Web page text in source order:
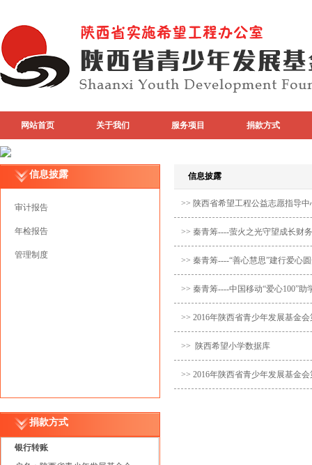
网站首页 关于我们 服务项目 捐款方式
信息披露
审计报告
年检报告
管理制度
捐款方式
银行转账
信息披露
>> 陕西省希望工程公益志愿指导
>> 秦青筹----萤火之光守望成长财
>> 秦青筹----“善心慧思”建行爱心
>> 秦青筹----中国移动“爱心100”助
>> 2016年陕西省青少年发展基金
>> 陕西希望小学数据库
>> 2016年陕西省青少年发展基金